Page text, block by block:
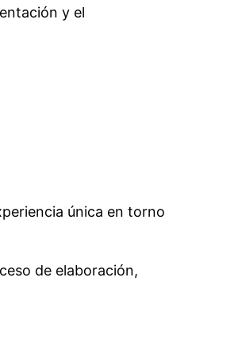
y el
única en torno
de elaboración,